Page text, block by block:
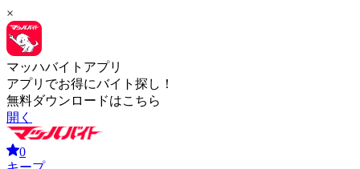
×
マッハバイトアプリ
アプリでお得にバイト探し！
無料ダウンロードはこちら
開く
0